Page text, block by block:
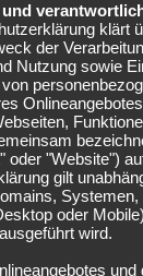
klärt
der
Nutzung sowie
oder "Website")
gilt
Systemen,
oder
wird.
und